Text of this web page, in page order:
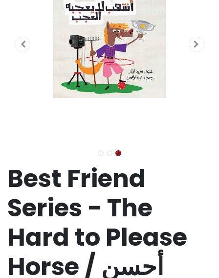
Best Friend
Series - The
Hard to Please
Horse / أحسن